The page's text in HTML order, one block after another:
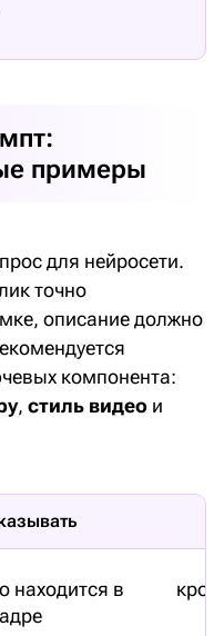
примеры
для нейросети.
точно
описание должно
компонента:
, стиль видео и
находится в